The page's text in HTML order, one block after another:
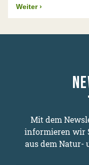
Weiter ›
Mit dem
informieren wir
aus dem Natur-